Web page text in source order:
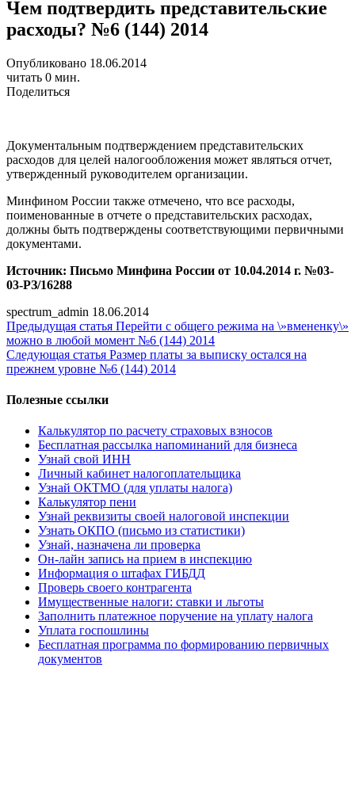
Чем подтвердить представительские
расходы? №6 (144) 2014
Опубликовано 18.06.2014
читать 0 мин.
Поделиться
Документальным подтверждением представительских
расходов для целей налогообложения может являться отчет,
утвержденный руководителем организации.
Минфином России также отмечено, что все расходы,
поименованные в отчете о представительских расходах,
должны быть подтверждены соответствующими первичными
документами.
Источник: Письмо Минфина России от 10.04.2014 г. №03-
03-РЗ/16288
spectrum_admin 18.06.2014
Предыдущая статья Перейти с общего режима на \»вмененку\»
можно в любой момент №6 (144) 2014
Следующая статья Размер платы за выписку остался на
прежнем уровне №6 (144) 2014
Полезные ссылки
Калькулятор по расчету страховых взносов
Бесплатная рассылка напоминаний для бизнеса
Узнай свой ИНН
Личный кабинет налогоплательщика
Узнай ОКТМО (для уплаты налога)
Калькулятор пени
Узнай реквизиты своей налоговой инспекции
Узнать ОКПО (письмо из статистики)
Узнай, назначена ли проверка
Он-лайн запись на прием в инспекцию
Информация о штафах ГИБДД
Проверь своего контрагента
Имущественные налоги: ставки и льготы
Заполнить платежное поручение на уплату налога
Уплата госпошлины
Бесплатная программа по формированию первичных
документов